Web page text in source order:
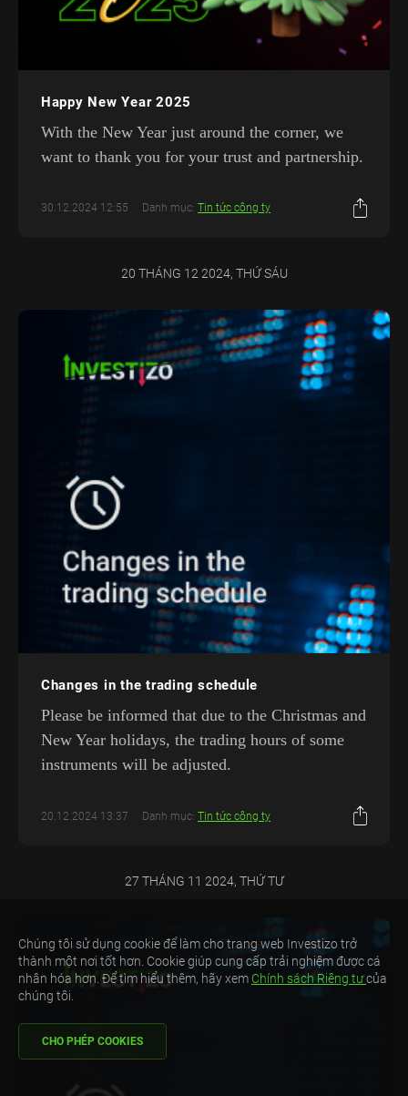
Happy New Year 2025
With the New Year just around the corner, we
want to thank you for your trust and partnership.
30.12.2024 12:55 Danh mục: Tin tức công ty
20 THÁNG 12 2024, THỨ SÁU
Changes in the trading schedule
Please be informed that due to the Christmas and
New Year holidays, the trading hours of some
instruments will be adjusted.
20.12.2024 13:37 Danh mục: Tin tức công ty
27 THÁNG 11 2024, THỨ TƯ
Chúng tôi sử dụng cookie để làm cho trang web Investizo trở
thành một nơi tốt hơn. Cookie giúp cung cấp trải nghiệm được cá
nhân hóa hơn. Để tìm hiểu thêm, hãy xem Chính sách Riêng tưcủa
chúng tôi.
CHO PHÉP COOKIES